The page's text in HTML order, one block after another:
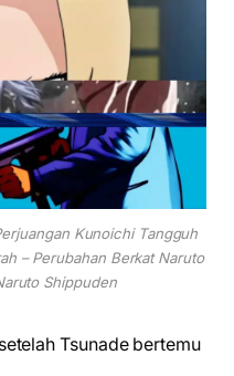
Kunoichi Tangguh
– Perubahan Berkat Naruto
Shippuden
Tsunade bertemu